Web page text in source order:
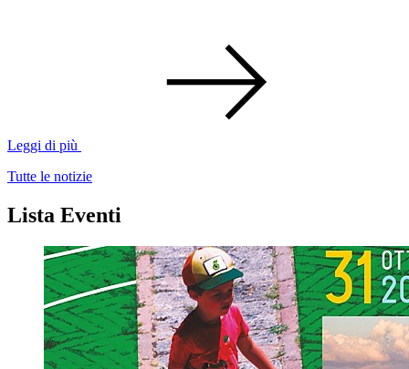
Leggi di più
Tutte le notizie
Lista Eventi